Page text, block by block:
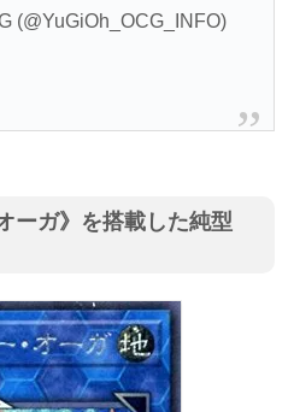
(@YuGiOh_OCG_INFO)
ーガ》を搭載した純型